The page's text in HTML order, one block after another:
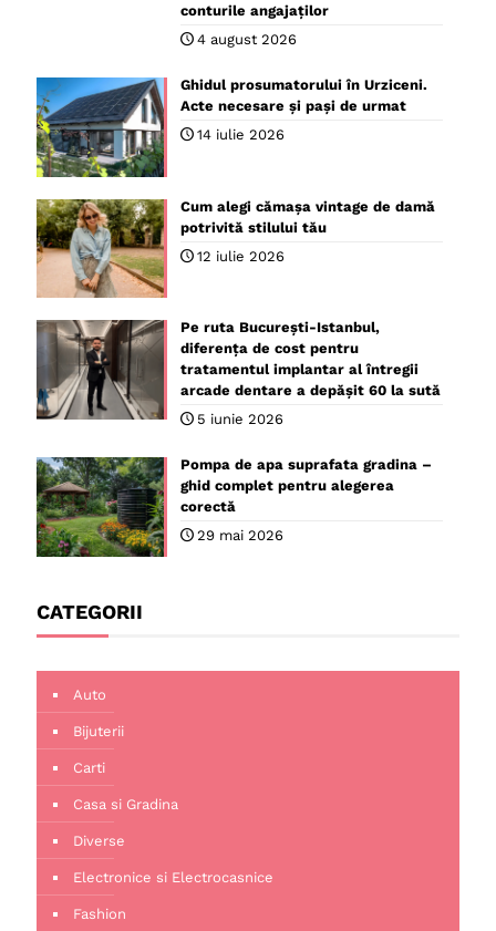
conturile angajaților
4 august 2026
Ghidul prosumatorului în Urziceni.
Acte necesare și pași de urmat
14 iulie 2026
Cum alegi cămașa vintage de damă
potrivită stilului tău
12 iulie 2026
Pe ruta București-Istanbul,
diferența de cost pentru
tratamentul implantar al întregii
arcade dentare a depășit 60 la sută
5 iunie 2026
Pompa de apa suprafata gradina –
ghid complet pentru alegerea
corectă
29 mai 2026
CATEGORII
Auto
Bijuterii
Carti
Casa si Gradina
Diverse
Electronice si Electrocasnice
Fashion